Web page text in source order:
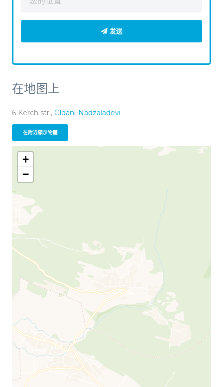
发送
在地图上
6 Kerch str., Gldani-Nadzaladevi
在附近顯示物體
+
−